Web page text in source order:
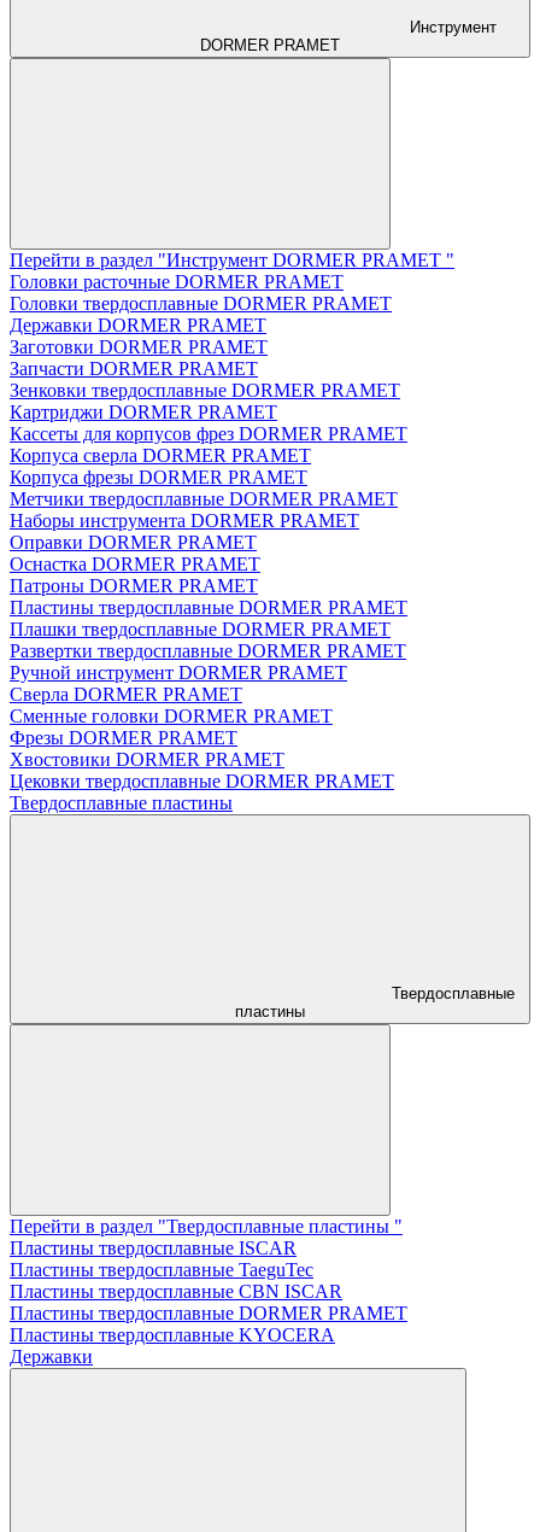
Инструмент
DORMER PRAMET
Перейти в раздел "Инструмент DORMER PRAMET "
Головки расточные DORMER PRAMET
Головки твердосплавные DORMER PRAMET
Державки DORMER PRAMET
Заготовки DORMER PRAMET
Запчасти DORMER PRAMET
Зенковки твердосплавные DORMER PRAMET
Картриджи DORMER PRAMET
Кассеты для корпусов фрез DORMER PRAMET
Корпуса сверла DORMER PRAMET
Корпуса фрезы DORMER PRAMET
Метчики твердосплавные DORMER PRAMET
Наборы инструмента DORMER PRAMET
Оправки DORMER PRAMET
Оснастка DORMER PRAMET
Патроны DORMER PRAMET
Пластины твердосплавные DORMER PRAMET
Плашки твердосплавные DORMER PRAMET
Развертки твердосплавные DORMER PRAMET
Ручной инструмент DORMER PRAMET
Сверла DORMER PRAMET
Сменные головки DORMER PRAMET
Фрезы DORMER PRAMET
Хвостовики DORMER PRAMET
Цековки твердосплавные DORMER PRAMET
Твердосплавные пластины
Твердосплавные
пластины
Перейти в раздел "Твердосплавные пластины "
Пластины твердосплавные ISCAR
Пластины твердосплавные TaeguTec
Пластины твердосплавные CBN ISCAR
Пластины твердосплавные DORMER PRAMET
Пластины твердосплавные KYOCERA
Державки